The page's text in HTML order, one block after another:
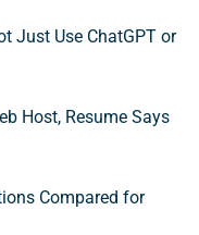
Just Use ChatGPT or
Host, Resume Says
Compared for